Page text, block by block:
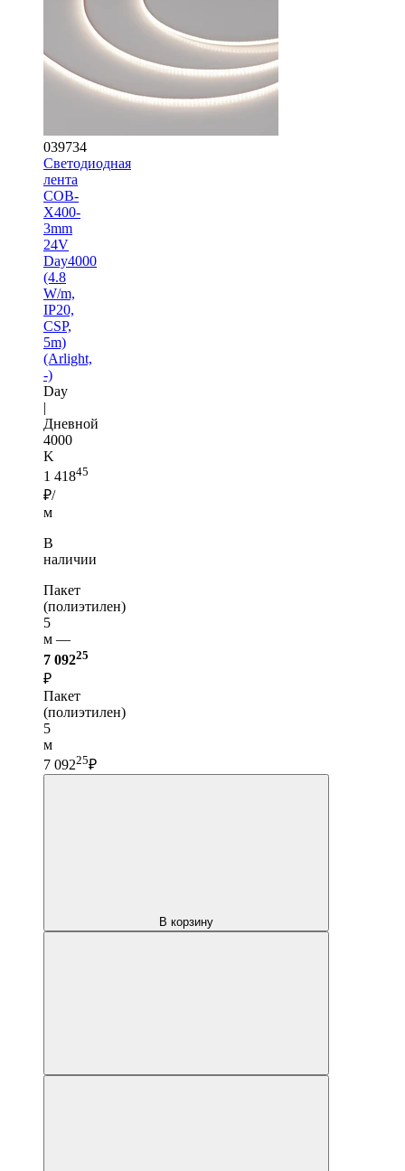
039734
Светодиодная
лента
COB-
X400-
3mm
24V
Day4000
(4.8
W/m,
IP20,
CSP,
5m)
(Arlight,
-)
Day
|
Дневной
4000
K
1 41845
₽/
м
В
наличии
Пакет
(полиэтилен)
5
м —
7 09225
₽
Пакет
(полиэтилен)
5
м
7 09225₽
В корзину